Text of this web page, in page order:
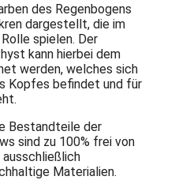
des Regenbogens
dargestellt, die im
spielen. Der
kann hierbei dem
werden, welches sich
Kopfes befindet und für
Bestandteile der
sind zu 100% frei von
Materialien.